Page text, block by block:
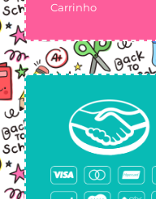
Carrinho